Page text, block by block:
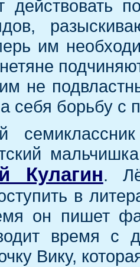
действовать
им
не
себя борьбу
Кулагин.
в
он пишет
время
Вику,